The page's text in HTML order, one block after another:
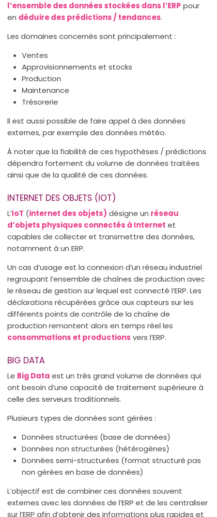
l’ensemble des données stockées dans l’ERP pour
en déduire des prédictions / tendances.
Les domaines concernés sont principalement :
Ventes
Approvisionnements et stocks
Production
Maintenance
Trésorerie
Il est aussi possible de faire appel à des données
externes, par exemple des données météo.
À noter que la fiabilité de ces hypothèses / prédictions
dépendra fortement du volume de données traitées
ainsi que de la qualité de ces données.
INTERNET DES OBJETS (IOT)
L’IoT (internet des objets) désigne un réseau
d’objets physiques connectés à Internet et
capables de collecter et transmettre des données,
notamment à un ERP.
Un cas d’usage est la connexion d’un réseau industriel
regroupant l’ensemble de chaînes de production avec
le réseau de gestion sur lequel est connecté l’ERP. Les
déclarations récupérées grâce aux capteurs sur les
différents points de contrôle de la chaîne de
production remontent alors en temps réel les
consommations et productions vers l’ERP.
BIG DATA
Le Big Data est un très grand volume de données qui
ont besoin d’une capacité de traitement supérieure à
celle des serveurs traditionnels.
Plusieurs types de données sont gérées :
Données structurées (base de données)
Données non structurées (hétérogènes)
Données semi-structurées (format structuré pas
non gérées en base de données)
L’objectif est de combiner ces données souvent
externes avec les données de l’ERP et de les centraliser
sur l’ERP afin d’obtenir des informations plus rapides et